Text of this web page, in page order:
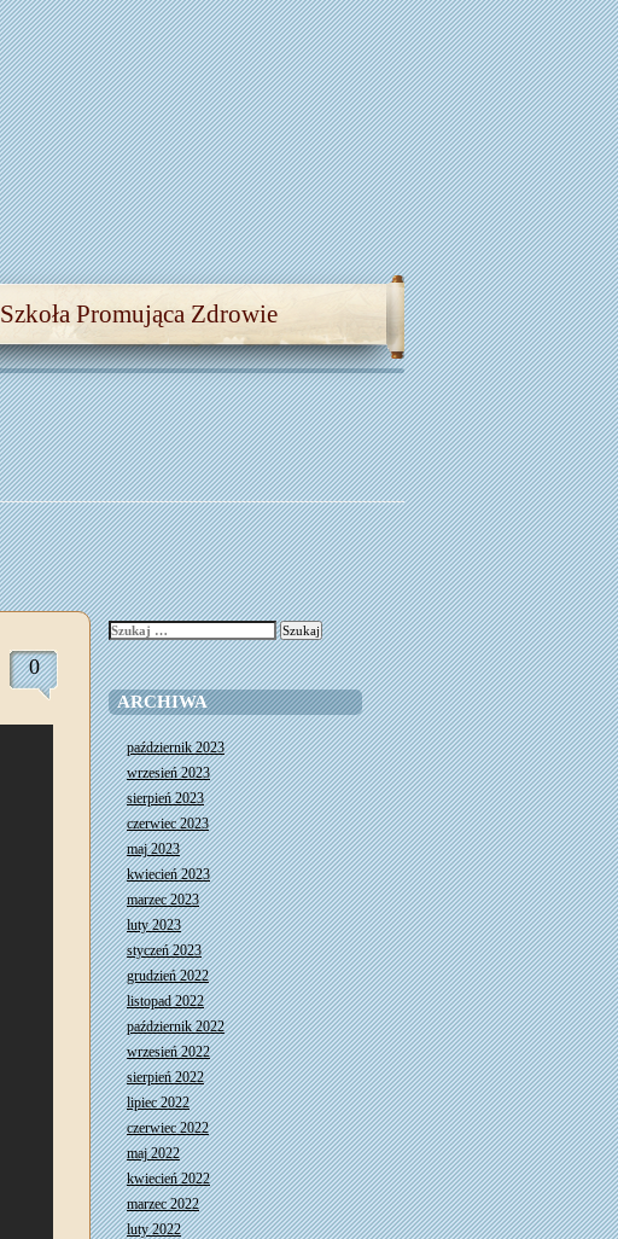
Szkoła Promująca Zdrowie
0
Szukaj:
ARCHIWA
październik 2023
wrzesień 2023
sierpień 2023
czerwiec 2023
maj 2023
kwiecień 2023
marzec 2023
luty 2023
styczeń 2023
grudzień 2022
listopad 2022
październik 2022
wrzesień 2022
sierpień 2022
lipiec 2022
czerwiec 2022
maj 2022
kwiecień 2022
marzec 2022
luty 2022